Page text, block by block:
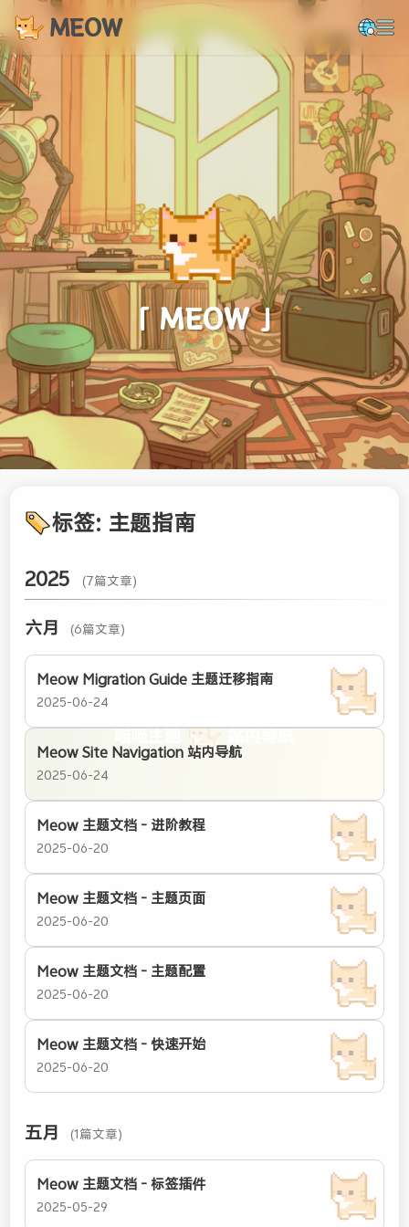
MEOW
「 MEOW 」
标签: 主题指南
2025 (7篇文章)
六月 (6篇文章)
Meow Migration Guide 主题迁移指南
2025-06-24
Meow Site Navigation 站内导航
2025-06-24
Meow 主题文档 - 进阶教程
2025-06-20
Meow 主题文档 - 主题页面
2025-06-20
Meow 主题文档 - 主题配置
2025-06-20
Meow 主题文档 - 快速开始
2025-06-20
五月 (1篇文章)
Meow 主题文档 - 标签插件
2025-05-29